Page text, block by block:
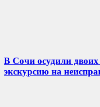
В Сочи осудили
экскурсию на